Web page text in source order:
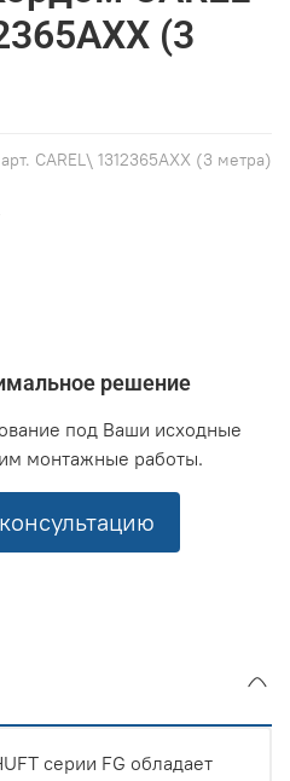
арт. CAREL\ 1312365AXX (3 метра)
(3
решение
под Ваши исходные
монтажные работы.
серии FG обладает